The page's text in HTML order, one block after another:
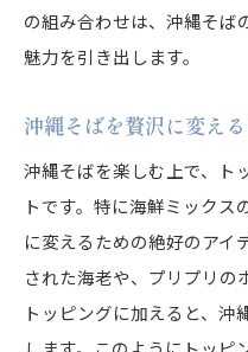
の組み合わせは、沖縄そば
魅力を引き出します。
沖縄そばを贅沢に変え
沖縄そばを楽しむ上で、ト
トです。特に海鮮ミックス
に変えるための絶好のアイ
された海老や、プリプリの
トッピングに加えると、沖